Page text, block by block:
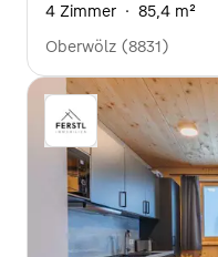
4 Zimmer · 85,4 m²
Oberwölz (8831)